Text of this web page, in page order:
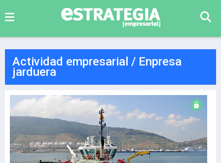
Actividad empresarial / Enpresa
jarduera